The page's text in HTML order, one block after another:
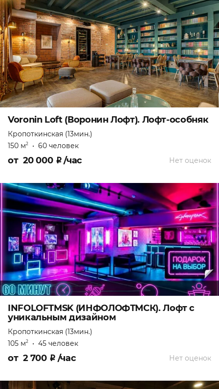
Voronin Loft (Воронин Лофт). Лофт-особняк
Кропоткинская (13мин.)
150 м2 • 60 человек
Нет оценок
от 20 000 ₽/час
INFOLOFTMSK (ИНФОЛОФТМСК). Лофт с
уникальным дизайном
Кропоткинская (13мин.)
105 м2 • 45 человек
Нет оценок
от 2 700 ₽ /час